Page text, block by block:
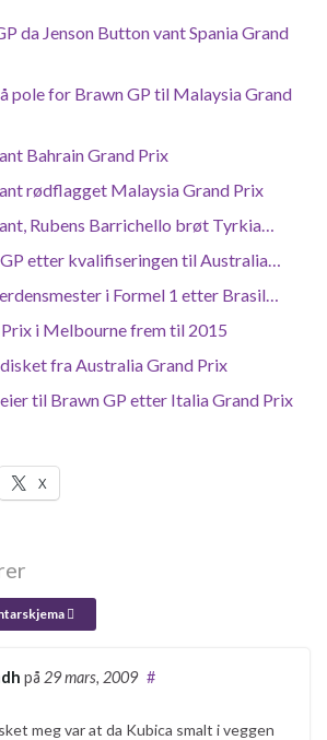
da Jenson Button vant Spania Grand
pole for Brawn GP til Malaysia Grand
Bahrain Grand Prix
rødflagget Malaysia Grand Prix
Rubens Barrichello brøt Tyrkia…
etter kvalifiseringen til Australia…
i Formel 1 etter Brasil…
i Melbourne frem til 2015
fra Australia Grand Prix
til Brawn GP etter Italia Grand Prix
X
på 29 mars, 2009 #
meg var at da Kubica smalt i veggen